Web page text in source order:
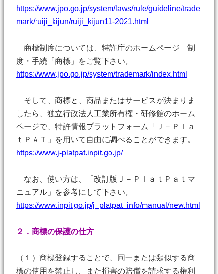
https://www.jpo.go.jp/system/laws/rule/guideline/trade
mark/ruiji_kijun/ruiji_kijun11-2021.html
商標制度については、特許庁のホームページ 制
度・手続「商標」をご覧下さい。
https://www.jpo.go.jp/system/trademark/index.html
そして、商標と、商品またはサービスが決まりま
したら、独立行政法人工業所有権・研修館のホーム
ページで、特許情報プラットフォーム「Ｊ－Ｐｌａ
ｔＰＡＴ」を用いて自由に調べることができます。
https://www.j-platpat.inpit.go.jp/
なお、使い方は、「改訂版Ｊ－ＰｌａｔＰａｔマ
ニュアル」を参考にして下さい。
https://www.inpit.go.jp/j_platpat_info/manual/new.html
２．商標の保護の仕方
（１）商標登録することで、同一または類似する商
標の使用を禁止し、また損害の賠償を請求する権利